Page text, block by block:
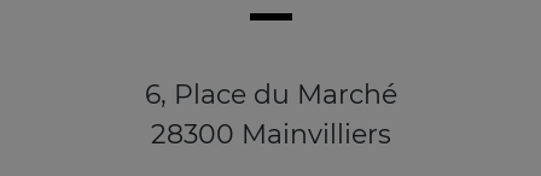
6, Place du Marché
28300 Mainvilliers